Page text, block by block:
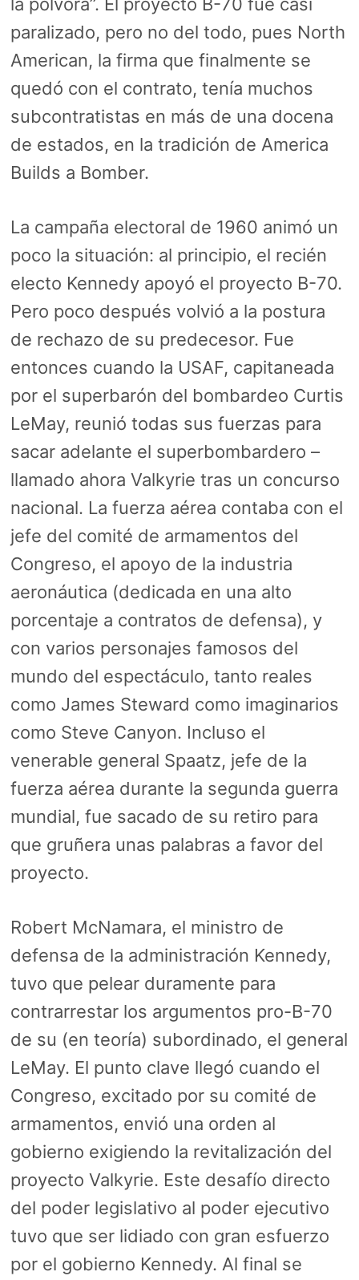
paralizado, pero no del todo, pues North
American, la firma que finalmente se
quedó con el contrato, tenía muchos
subcontratistas en más de una docena
de estados, en la tradición de America
Builds a Bomber.
La campaña electoral de 1960 animó un
poco la situación: al principio, el recién
electo Kennedy apoyó el proyecto B-70.
Pero poco después volvió a la postura
de rechazo de su predecesor. Fue
entonces cuando la USAF, capitaneada
por el superbarón del bombardeo Curtis
LeMay, reunió todas sus fuerzas para
sacar adelante el superbombardero –
llamado ahora Valkyrie tras un concurso
nacional. La fuerza aérea contaba con el
jefe del comité de armamentos del
Congreso, el apoyo de la industria
aeronáutica (dedicada en una alto
porcentaje a contratos de defensa), y
con varios personajes famosos del
mundo del espectáculo, tanto reales
como James Steward como imaginarios
como Steve Canyon. Incluso el
venerable general Spaatz, jefe de la
fuerza aérea durante la segunda guerra
mundial, fue sacado de su retiro para
que gruñera unas palabras a favor del
proyecto.
Robert McNamara, el ministro de
defensa de la administración Kennedy,
tuvo que pelear duramente para
contrarrestar los argumentos pro-B-70
de su (en teoría) subordinado, el general
LeMay. El punto clave llegó cuando el
Congreso, excitado por su comité de
armamentos, envió una orden al
gobierno exigiendo la revitalización del
proyecto Valkyrie. Este desafío directo
del poder legislativo al poder ejecutivo
tuvo que ser lidiado con gran esfuerzo
por el gobierno Kennedy. Al final se